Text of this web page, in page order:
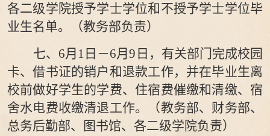
各二级学院授予学士学位和不授予学士学位毕
业生名单。（教务部负责）
七、 6月 1 日 －6月9 日，有关部门完成校园
卡、借书证的销户和退款工作，并在毕业生离
校前做好学生的学费、住宿费催缴和清缴、 宿
舍水电费收缴清退工作。（教务部、财务部、
总务后勤部、 图书馆、各二级学院负责）